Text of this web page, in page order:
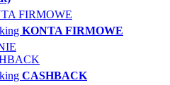
KONTA FIRMOWE
CASHBACK